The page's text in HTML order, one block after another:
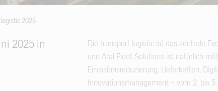
2025
2025 in
Die transport logistic ist das zentrale
und Aral Fleet Solutions ist natürlich
Emissionsreduzierung, Lieferketten,
Innovationsmanagement – vom 2. bis